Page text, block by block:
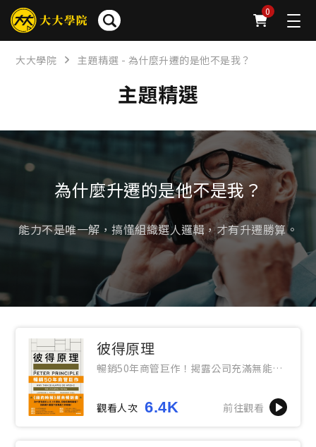
0
大大學院 主題精選 - 為什麼升遷的是他不是我？
主題精選
為什麼升遷的是他不是我？
能力不是唯一解，搞懂組織選人邏輯，才有升遷勝算。
彼得原理
暢銷50年商管巨作！揭露公司充滿無能人
觀看人次 6.4K 前往觀看